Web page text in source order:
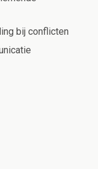
bij conflicten